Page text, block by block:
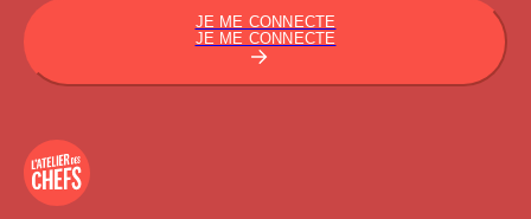
JE ME CONNECTE
JE ME CONNECTE